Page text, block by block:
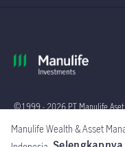
©1999 - 2026 PT Manulife Aset
Global
Manulife Wealth & Asset